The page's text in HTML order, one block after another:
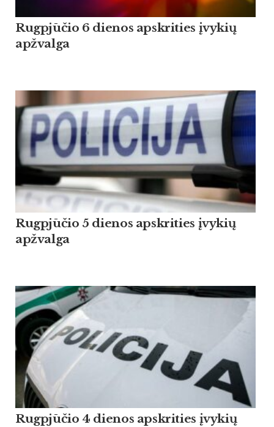
Rugpjūčio 6 dienos apskrities įvykių
apžvalga
Rugpjūčio 5 dienos apskrities įvykių
apžvalga
Rugpjūčio 4 dienos apskrities įvykių